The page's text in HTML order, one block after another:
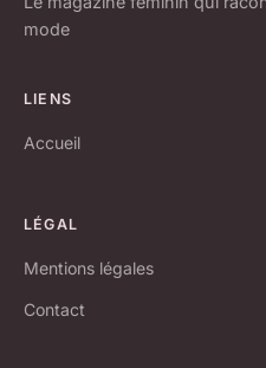
mode
LIENS
Accueil
LÉGAL
Mentions légales
Contact